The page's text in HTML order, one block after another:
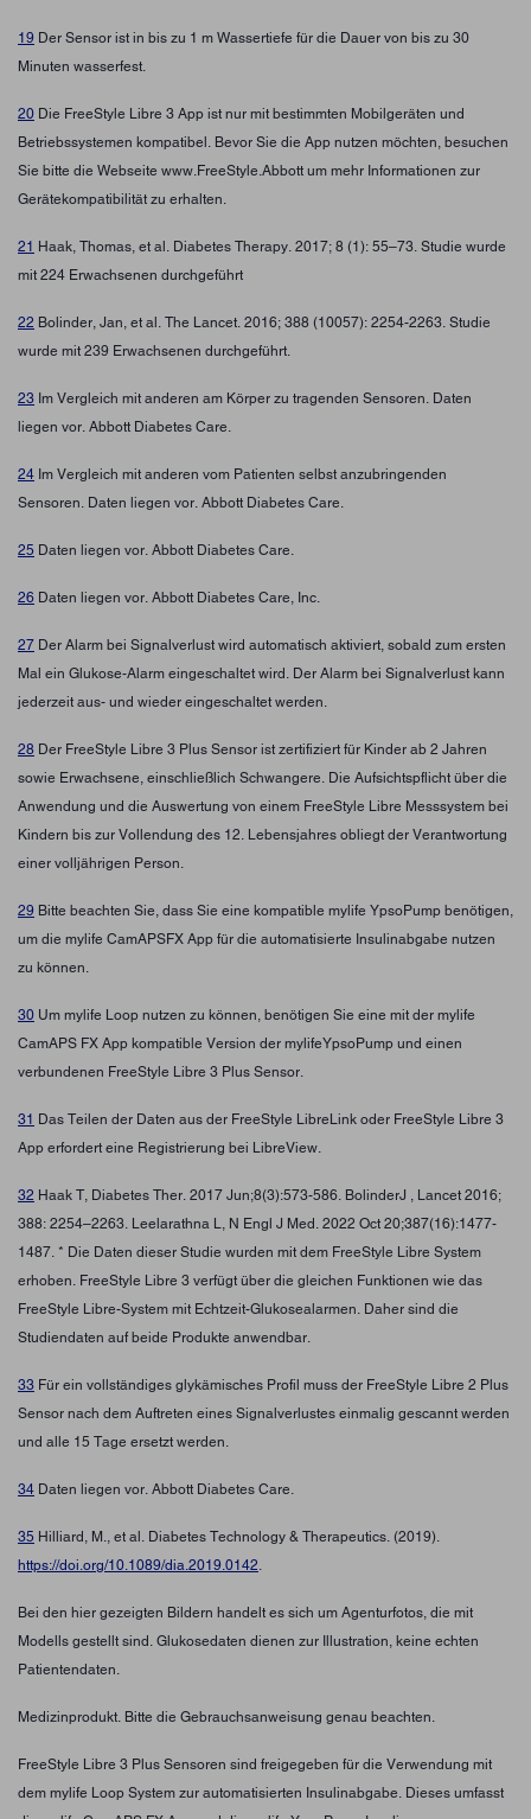
19 Der Sensor ist in bis zu 1 m Wassertiefe für die Dauer von bis zu 30
Minuten wasserfest.
20 Die FreeStyle Libre 3 App ist nur mit bestimmten Mobilgeräten und
Betriebssystemen kompatibel. Bevor Sie die App nutzen möchten, besuchen
Sie bitte die Webseite www.FreeStyle.Abbott um mehr Informationen zur
Gerätekompatibilität zu erhalten.
21 Haak, Thomas, et al. Diabetes Therapy. 2017; 8 (1): 55–73. Studie wurde
mit 224 Erwachsenen durchgeführt
22 Bolinder, Jan, et al. The Lancet. 2016; 388 (10057): 2254-2263. Studie
wurde mit 239 Erwachsenen durchgeführt.
23 Im Vergleich mit anderen am Körper zu tragenden Sensoren. Daten
liegen vor. Abbott Diabetes Care.
24 Im Vergleich mit anderen vom Patienten selbst anzubringenden
Sensoren. Daten liegen vor. Abbott Diabetes Care.
25 Daten liegen vor. Abbott Diabetes Care.
26 Daten liegen vor. Abbott Diabetes Care, Inc.
27 Der Alarm bei Signalverlust wird automatisch aktiviert, sobald zum ersten
Mal ein Glukose-Alarm eingeschaltet wird. Der Alarm bei Signalverlust kann
jederzeit aus- und wieder eingeschaltet werden.
28 Der FreeStyle Libre 3 Plus Sensor ist zertifiziert für Kinder ab 2 Jahren
sowie Erwachsene, einschließlich Schwangere. Die Aufsichtspflicht über die
Anwendung und die Auswertung von einem FreeStyle Libre Messsystem bei
Kindern bis zur Vollendung des 12. Lebensjahres obliegt der Verantwortung
einer volljährigen Person.
29 Bitte beachten Sie, dass Sie eine kompatible mylife YpsoPump benötigen,
um die mylife CamAPSFX App für die automatisierte Insulinabgabe nutzen
zu können.
30 Um mylife Loop nutzen zu können, benötigen Sie eine mit der mylife
CamAPS FX App kompatible Version der mylifeYpsoPump und einen
verbundenen FreeStyle Libre 3 Plus Sensor.
31 Das Teilen der Daten aus der FreeStyle LibreLink oder FreeStyle Libre 3
App erfordert eine Registrierung bei LibreView.
32 Haak T, Diabetes Ther. 2017 Jun;8(3):573-586. BolinderJ , Lancet 2016;
388: 2254–2263. Leelarathna L, N Engl J Med. 2022 Oct 20;387(16):1477-
1487. * Die Daten dieser Studie wurden mit dem FreeStyle Libre System
erhoben. FreeStyle Libre 3 verfügt über die gleichen Funktionen wie das
FreeStyle Libre-System mit Echtzeit-Glukosealarmen. Daher sind die
Studiendaten auf beide Produkte anwendbar.
33 Für ein vollständiges glykämisches Profil muss der FreeStyle Libre 2 Plus
Sensor nach dem Auftreten eines Signalverlustes einmalig gescannt werden
und alle 15 Tage ersetzt werden.
34 Daten liegen vor. Abbott Diabetes Care.
35 Hilliard, M., et al. Diabetes Technology & Therapeutics. (2019).
https://doi.org/10.1089/dia.2019.0142.
Bei den hier gezeigten Bildern handelt es sich um Agenturfotos, die mit
Modells gestellt sind. Glukosedaten dienen zur Illustration, keine echten
Patientendaten.
Medizinprodukt. Bitte die Gebrauchsanweisung genau beachten.
FreeStyle Libre 3 Plus Sensoren sind freigegeben für die Verwendung mit
dem mylife Loop System zur automatisierten Insulinabgabe. Dieses umfasst